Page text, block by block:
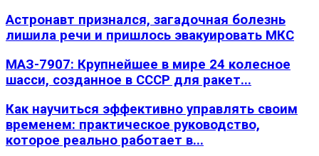
Астронавт признался, загадочная болезнь
лишила речи и пришлось эвакуировать МКС
МАЗ-7907: Крупнейшее в мире 24 колесное
шасси, созданное в СССР для ракет...
Как научиться эффективно управлять своим
временем: практическое руководство,
которое реально работает в...